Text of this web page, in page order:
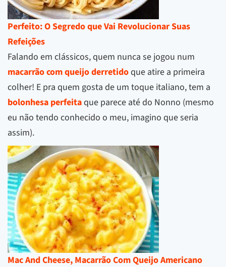
Perfeito: O Segredo que Vai Revolucionar Suas
Refeições
Falando em clássicos, quem nunca se jogou num
macarrão com queijo derretidoque atire a primeira
colher! E pra quem gosta de um toque italiano, tem a
bolonhesa perfeitaque parece até do Nonno (mesmo
eu não tendo conhecido o meu, imagino que seria
assim).
Mac And Cheese, Macarrão Com Queijo Americano